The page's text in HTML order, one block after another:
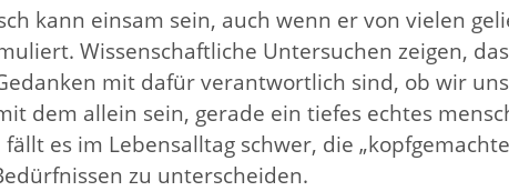
kann einsam sein, auch wenn er von vielen
Wissenschaftliche Untersuchen zeigen,
mit dafür verantwortlich sind, ob wir
dem allein sein, gerade ein tiefes echtes
es im Lebensalltag schwer, die
zu unterscheiden.